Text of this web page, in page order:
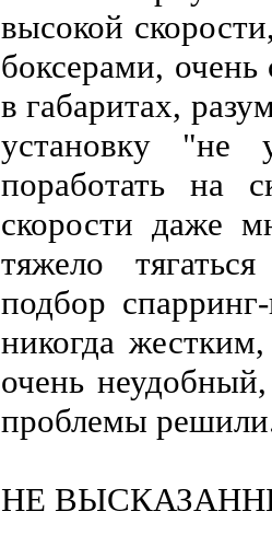
высокой
боксерами,
в габаритах,
установку "не
поработать на
скорости даже
тяжело
подбор
никогда
очень
проблемы
НЕ